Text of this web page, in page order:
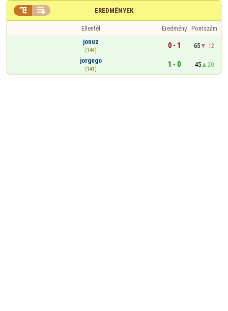
EREDMÉNYEK
 
Ellenfél Eredmény Pontszám
jonuz
(144)
0 - 1 65
-12
jorgego
(141)
1 - 0 45 20